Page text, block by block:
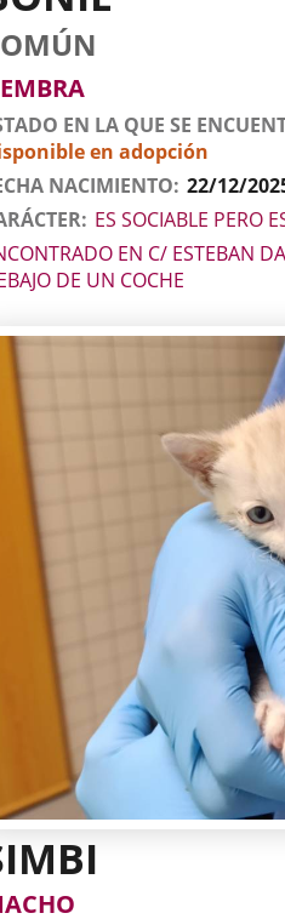
EN LA QUE SE
en adopción
NACIMIENTO 22/12/
ES SOCIABLE PERO
EN C/ ESTEBAN
DE UN COCHE